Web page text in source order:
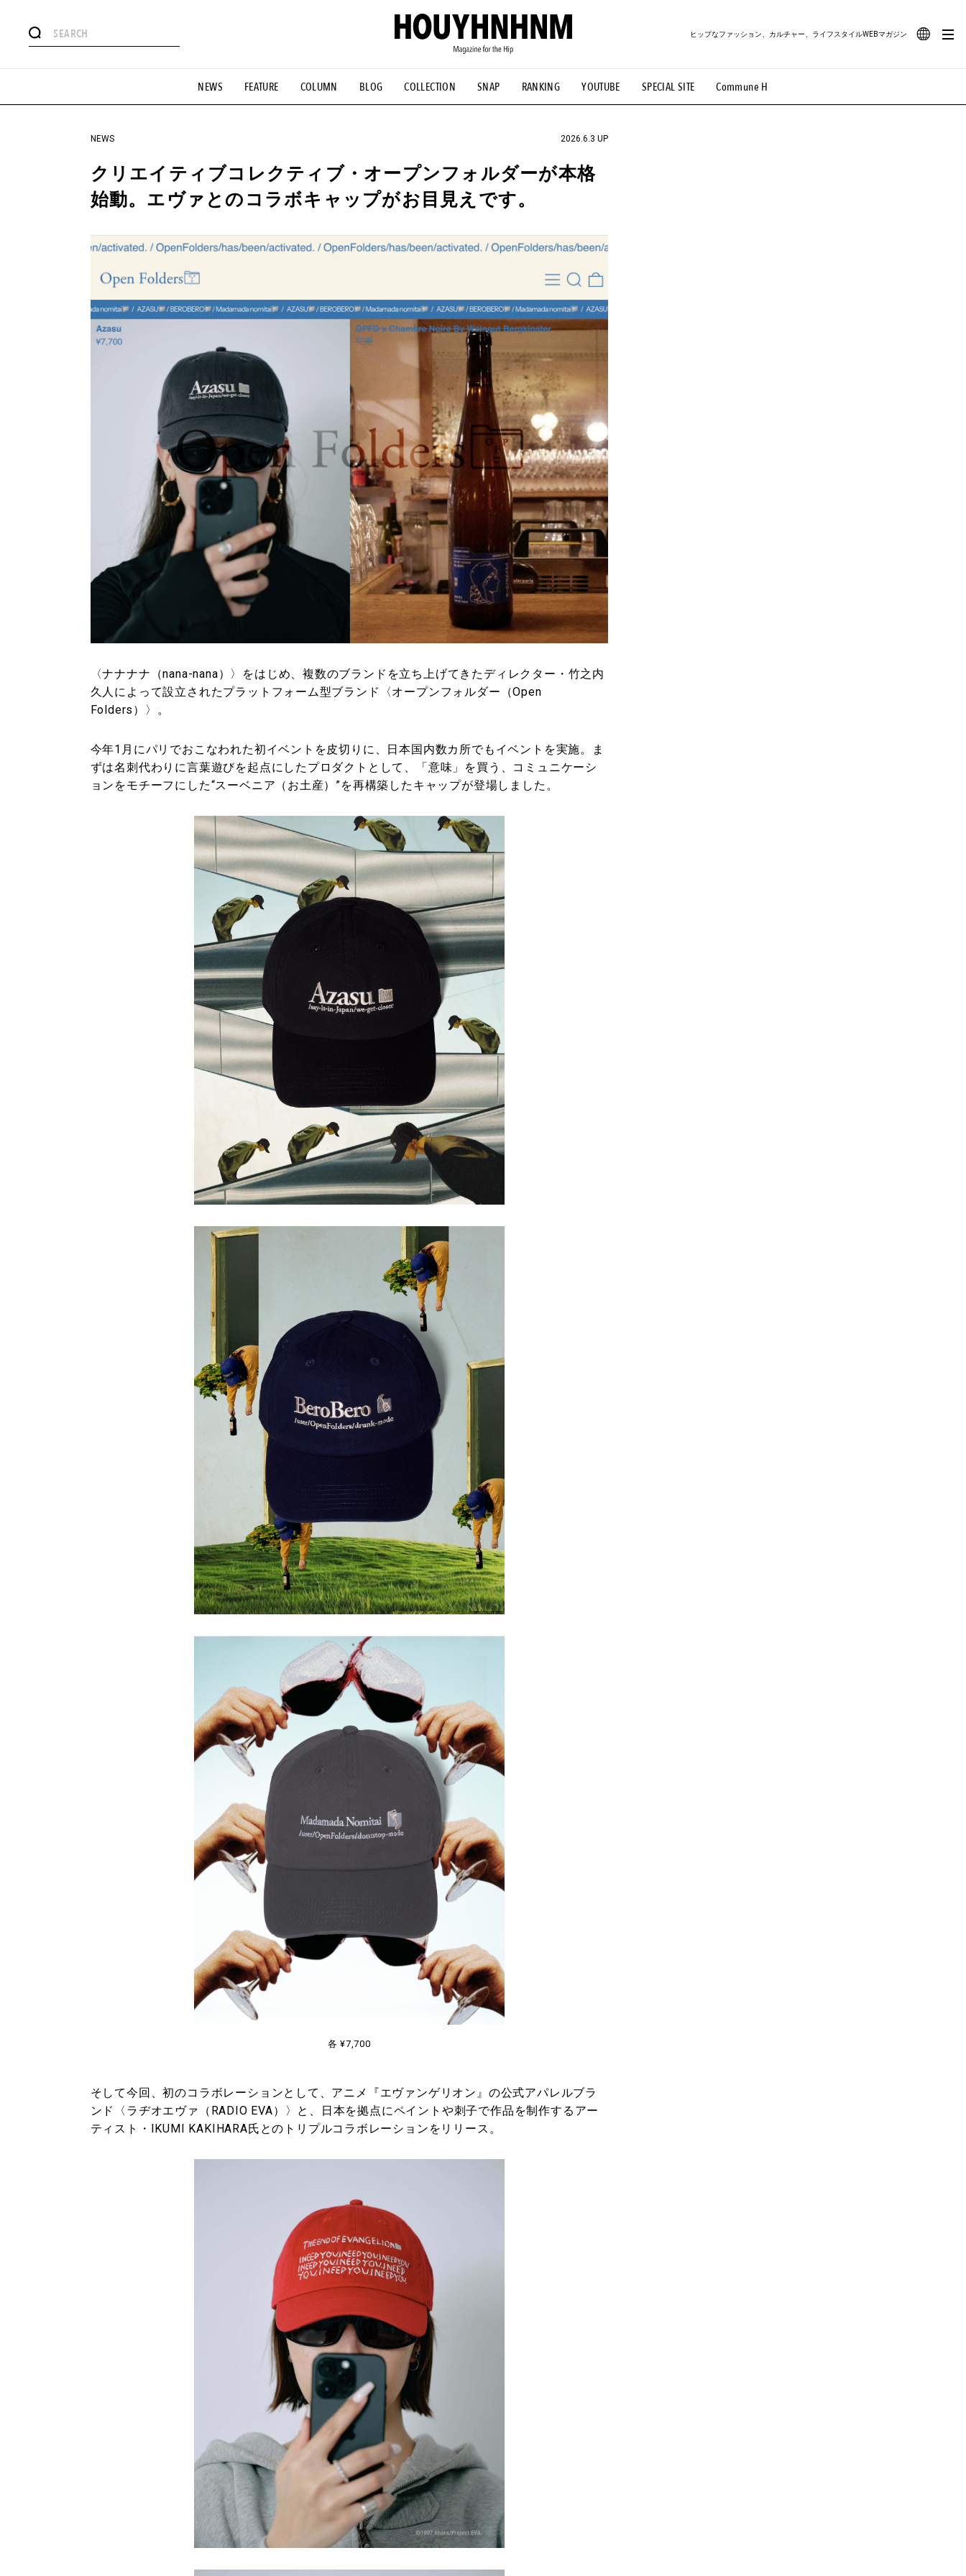
NEWS FEATURE COLUMN BLOG COLLECTION SNAP RANKING YOUTUBE SPECIAL SITE Commune H
ヒップなファッション、カルチャー、ライフスタイルWEBマガジン
#憧れの逸品 #ESSENTIAL DESIGNS #古着サミット #NEW VINTAGE #マイナーグッド図鑑 #路地裏てぃーん。 #MONTHLY JOURNAL
#GH 銘品の所以 #フイナムのYouTube #Commune H #FOCUS IT #AH.H #ととけん #FASHION #MUSIC #MOVIE #LIFESTYLE #SNEAKER #OUTDOOR
#HANDSOME HANDBOOK
NEWS 2026.6.3 UP
クリエイティブコレクティブ・オープンフォルダーが本格
始動。エヴァとのコラボキャップがお目見えです。
〈ナナナナ（nana-nana）〉をはじめ、複数のブランドを立ち上げてきたディレクター・竹之内
久人によって設立されたプラットフォーム型ブランド〈オープンフォルダー（Open
Folders）〉。
今年1月にパリでおこなわれた初イベントを皮切りに、日本国内数カ所でもイベントを実施。ま
ずは名刺代わりに言葉遊びを起点にしたプロダクトとして、「意味」を買う、コミュニケーシ
ョンをモチーフにした“スーベニア（お土産）”を再構築したキャップが登場しました。
各 ¥7,700
そして今回、初のコラボレーションとして、アニメ『エヴァンゲリオン』の公式アパレルブラ
ンド〈ラヂオエヴァ（RADIO EVA）〉と、日本を拠点にペイントや刺⼦で作品を制作するアー
ティスト・IKUMI KAKIHARA氏とのトリプルコラボレーションをリリース。